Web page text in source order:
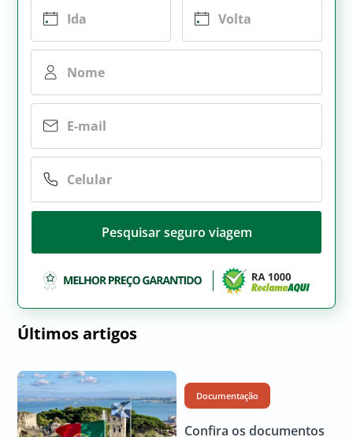
Pesquisar seguro viagem
Últimos artigos
Documentação
Confira os documentos